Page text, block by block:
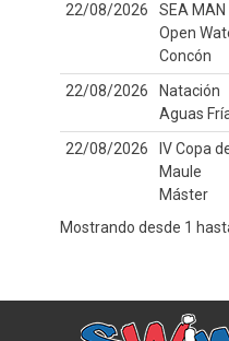
22/08/2026
SEA MAN
Open
Concón
22/08/2026
Natación
Aguas
22/08/2026
IV Copa
Maule
Máster
Mostrando desde 1